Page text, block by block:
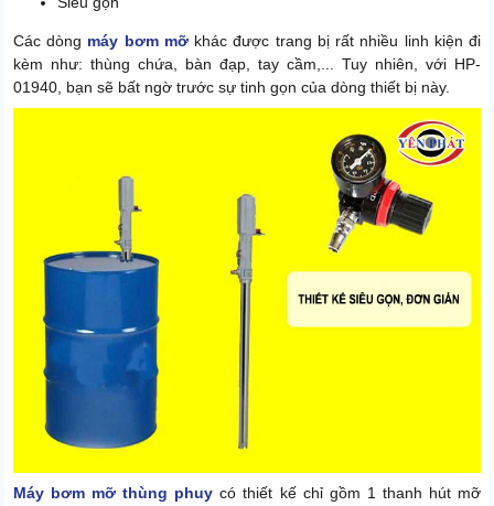
Các dòng máy bơm mỡkhác được trang bị rất nhiều linh kiện đi
kèm như: thùng chứa, bàn đạp, tay cầm,... Tuy nhiên, với HP-
01940, bạn sẽ bất ngờ trước sự tinh gọn của dòng thiết bị này.
Máy bơm mỡ thùng phuy có thiết kế chỉ gồm 1 thanh hút mỡ